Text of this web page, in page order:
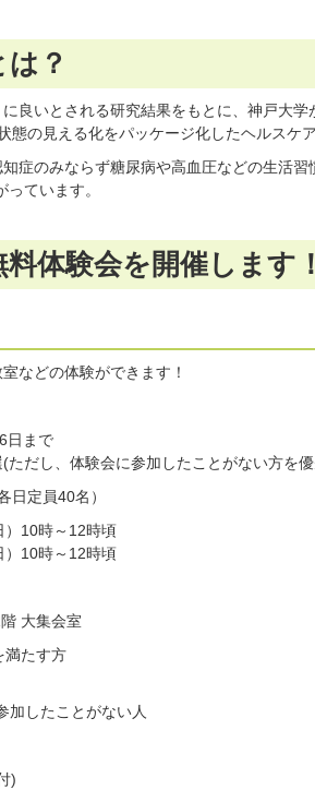
？
良いとされる研究結果をもとに、神戸大
態の見える化をパッケージ化したヘルスケア
症のみならず糖尿病や高血圧などの生活
ています。
体験会を開催します！
などの体験ができます！
日まで
(ただし、体験会に参加したことがない方を
日定員40名）
）10時～12時頃
）10時～12時頃
大集会室
満たす方
加したことがない人
)